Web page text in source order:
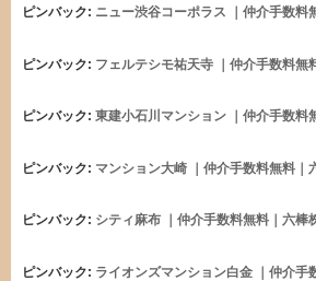
ピンバック: ニュー渋谷コーポラス ｜仲介手数料
ピンバック: フェルテシモ祐天寺 ｜仲介手数料無
ピンバック: 東建小石川マンション ｜仲介手数料
ピンバック: マンション大崎 ｜仲介手数料無料｜
ピンバック: シティ麻布 ｜仲介手数料無料｜六棒
ピンバック: ライオンズマンション白金 ｜仲介手